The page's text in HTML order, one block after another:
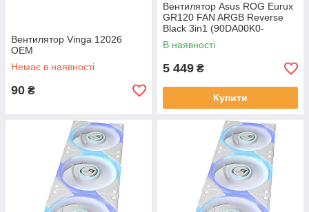
Вентилятор Vinga 12026
OEM
Немає в наявності
90 ₴
Вентилятор Asus ROG Eurux
GR120 FAN ARGB Reverse
Black 3in1 (90DA00K0-
B09020)
В наявності
5 449 ₴
Купити